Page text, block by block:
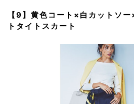
【9】黄色コート×白カットソ
トタイトスカート